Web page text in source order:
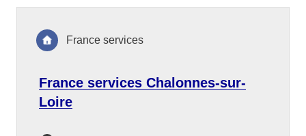
France services Chalonnes-sur-
Loire
France services